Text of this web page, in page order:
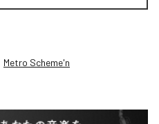
Metro Scheme'n